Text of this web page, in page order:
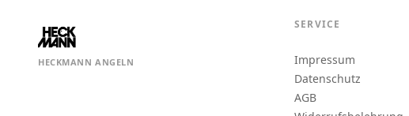
HECKMANN ANGELN
SERVICE
Impressum
Datenschutz
AGB